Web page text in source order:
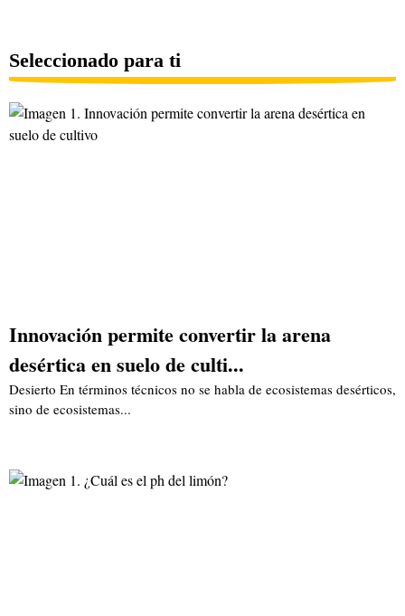
Seleccionado para ti
Innovación permite convertir la arena
desértica en suelo de culti...
Desierto En términos técnicos no se habla de ecosistemas desérticos,
sino de ecosistemas...